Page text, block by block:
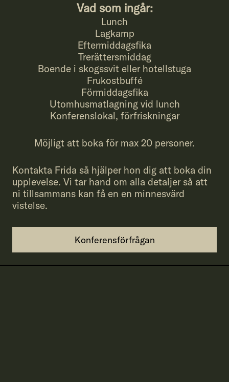
Vad som ingår:
Lunch
Lagkamp
Eftermiddagsfika
Trerättersmiddag
Boende i skogssvit eller hotellstuga
Frukostbuffé
Förmiddagsfika
Utomhusmatlagning vid lunch
Konferenslokal, förfriskningar
Möjligt att boka för max 20 personer.
Kontakta Frida så hjälper hon dig att boka din
upplevelse. Vi tar hand om alla detaljer så att
ni tillsammans kan få en en minnesvärd
vistelse.
Konferensförfrågan